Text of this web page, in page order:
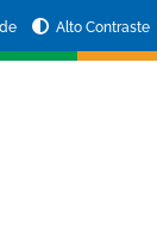
Alto Contraste